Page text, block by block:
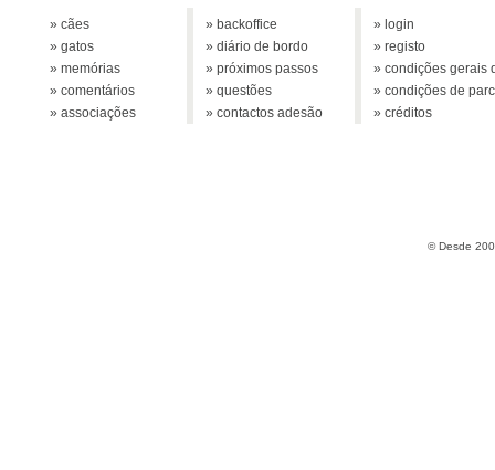
» cães
» gatos
» memórias
» comentários
» associações
» backoffice
» diário de bordo
» próximos passos
» questões
» contactos adesão
» login
» registo
» condições gerais
» condições de
» créditos
© Desde